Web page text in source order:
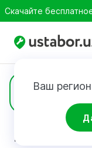
Скачайте
Ваш
Замена масла
РЕЗУЛЬТАТ